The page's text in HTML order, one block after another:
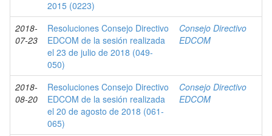
2015 (0223)
2018-
07-23
Resoluciones Consejo Directivo
EDCOM de la sesión realizada
el 23 de julio de 2018 (049-
050)
Consejo Directivo
EDCOM
2018-
08-20
Resoluciones Consejo Directivo
EDCOM de la sesión realizada
el 20 de agosto de 2018 (061-
065)
Consejo Directivo
EDCOM